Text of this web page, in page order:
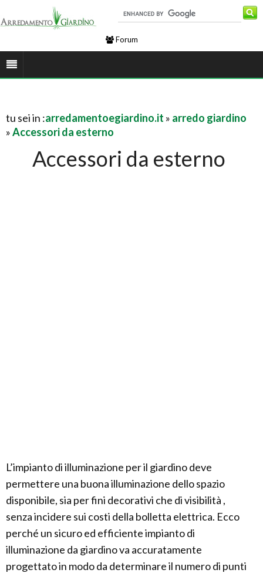
Forum
tu sei in :arredamentoegiardino.it » arredo giardino
»Accessori da esterno
Accessori da esterno
L’impianto di illuminazione per il giardino deve
permettere una buona illuminazione dello spazio
disponibile, sia per fini decorativi che di visibilità ,
senza incidere sui costi della bolletta elettrica. Ecco
perché un sicuro ed efficiente impianto di
illuminazione da giardino va accuratamente
progettato in modo da determinare il numero di punti